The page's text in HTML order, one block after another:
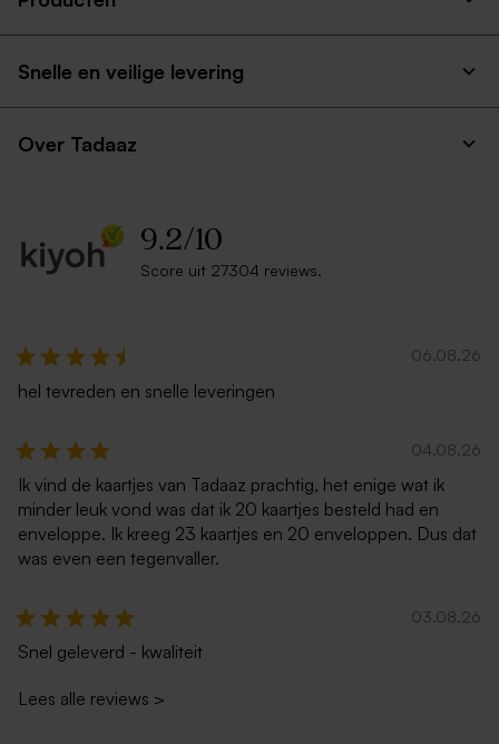
Houten memory box |
Houten memory box met
Snelle en veilige levering
Over Tadaaz
9.2/10
Score uit 27304 reviews.
06.08.26
hel tevreden en snelle leveringen
04.08.26
Ik vind de kaartjes van Tadaaz prachtig, het enige wat ik
minder leuk vond was dat ik 20 kaartjes besteld had en
enveloppe. Ik kreeg 23 kaartjes en 20 enveloppen. Dus dat
was even een tegenvaller.
03.08.26
Snel geleverd - kwaliteit
Lees alle reviews >